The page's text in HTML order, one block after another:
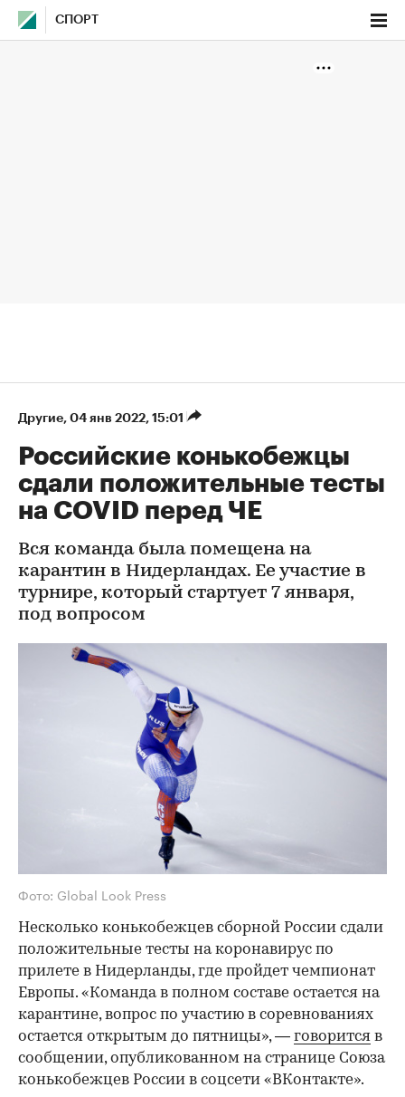
СПОРТ
Другие⁠, 04 янв 2022, 15:01
Российские конькобежцы
сдали положительные тесты
на COVID перед ЧЕ
Вся команда была помещена на
карантин в Нидерландах. Ее участие в
турнире, который стартует 7 января,
под вопросом
Фото: Global Look Press
Несколько конькобежцев сборной России сдали
положительные тесты на коронавирус по
прилете в Нидерланды, где пройдет чемпионат
Европы. «Команда в полном составе остается на
карантине, вопрос по участию в соревнованиях
остается открытым до пятницы», — говорится в
сообщении, опубликованном на странице Союза
конькобежцев России в соцсети «ВКонтакте».